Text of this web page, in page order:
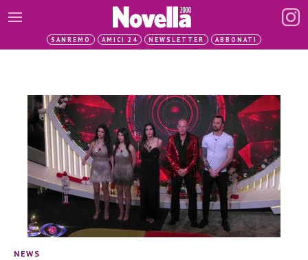
SANREMO AMICI 24 NEWSLETTER ABBONATI
NEWS